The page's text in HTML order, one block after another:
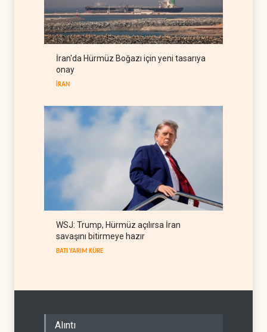
Grönland’da izinsiz sondaj
hamlesi
BATI YARIM KÜRE 09 Ağustos 2026
Arakçi: ‘İran, tüm baskılara
İran'da Hürmüz Boğazı için yeni tasarıya
onay
İRAN
WSJ: Trump, Hürmüz açılırsa İran
savaşını bitirmeye hazır
BATI YARIM KÜRE
Alıntı